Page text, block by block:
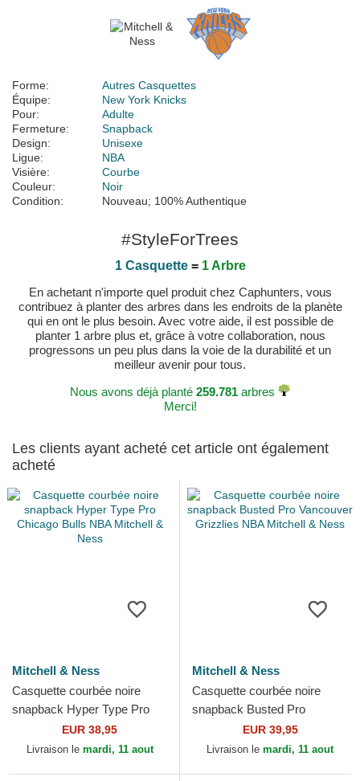
Forme:
Autres Casquettes
Équipe:
New York Knicks
Pour:
Adulte
Fermeture:
Snapback
Design:
Unisexe
Ligue:
NBA
Visière:
Courbe
Couleur:
Noir
Condition:
Nouveau; 100% Authentique
#StyleForTrees
1 Casquette= 1 Arbre
En achetant n'importe quel produit chez Caphunters, vous
contribuez à planter des arbres dans les endroits de la planète
qui en ont le plus besoin. Avec votre aide, il est possible de
planter 1 arbre plus et, grâce à votre collaboration, nous
progressons un peu plus dans la voie de la durabilité et un
meilleur avenir pour tous.
Nous avons déjà planté 259.781 arbres
Merci!
Les clients ayant acheté cet article ont également
acheté
Mitchell & Ness
Casquette courbée noire
snapback Hyper Type Pro
Chicago Bulls NBA Mitchell &
Ness
EUR 38,95
Livraison le mardi, 11 aout
Mitchell & Ness
Casquette courbée noire
snapback Busted Pro
Vancouver Grizzlies NBA
Mitchell & Ness
EUR 39,95
Livraison le mardi, 11 aout